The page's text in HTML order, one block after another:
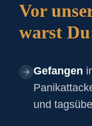
Vor
warst
Gefangen
und